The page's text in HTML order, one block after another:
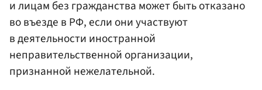
и лицам без гражданства может быть отказано
во въезде в РФ, если они участвуют
в деятельности иностранной
неправительственной организации,
признанной нежелательной.